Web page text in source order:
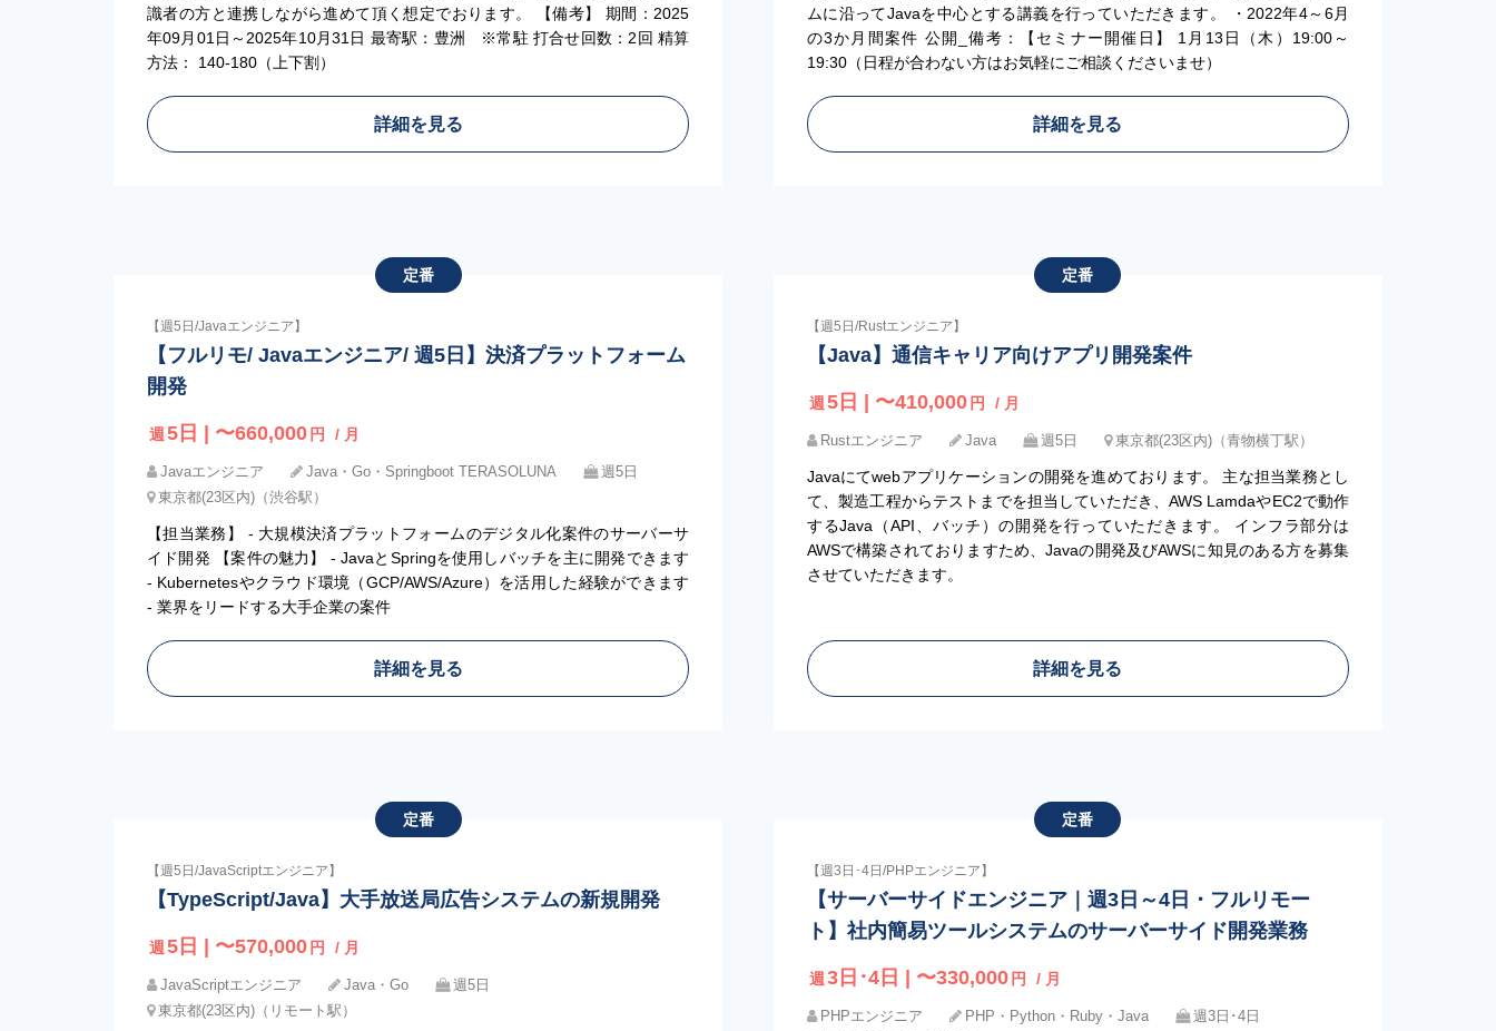
識者の方と連携しながら進めて頂く想定でおります。 【備考】 期間：2025
年09月01日～2025年10月31日 最寄駅：豊洲 ※常駐 打合せ回数：2回 精算
方法： 140-180（上下割）
詳細を見る
ムに沿ってJavaを中心とする講義を行っていただきます。 ・2022年4～6月
の3か月間案件 公開_備考：【セミナー開催日】 1月13日（木）19:00～
19:30（日程が合わない方はお気軽にご相談くださいませ）
詳細を見る
定番
【週5日/Javaエンジニア】
【フルリモ/ Javaエンジニア/ 週5日】決済プラットフォーム
開発
週 5日 | 〜660,000 円 / 月
Javaエンジニア Java・Go・Springboot TERASOLUNA
週5日
東京都(23区内)（渋谷駅）
【担当業務】 - 大規模決済プラットフォームのデジタル化案件のサーバーサ
イド開発 【案件の魅力】 - JavaとSpringを使用しバッチを主に開発できます
- Kubernetesやクラウド環境（GCP/AWS/Azure）を活用した経験ができます
- 業界をリードする大手企業の案件
詳細を見る
定番
【週5日/Rustエンジニア】
【Java】通信キャリア向けアプリ開発案件
週 5日 | 〜410,000 円 / 月
Rustエンジニア Java 週5日 東京都(23区内)（青物横丁駅）
Javaにてwebアプリケーションの開発を進めております。 主な担当業務とし
て、製造工程からテストまでを担当していただき、AWS LamdaやEC2で動作
するJava（API、バッチ）の開発を行っていただきます。 インフラ部分は
AWSで構築されておりますため、Javaの開発及びAWSに知見のある方を募集
させていただきます。
詳細を見る
定番
【週5日/JavaScriptエンジニア】
【TypeScript/Java】大手放送局広告システムの新規開発
週 5日 | 〜570,000 円 / 月
JavaScriptエンジニア Java・Go
週5日
東京都(23区内)（リモート駅）
定番
【週3日･4日/PHPエンジニア】
【サーバーサイドエンジニア｜週3日～4日・フルリモー
ト】社内簡易ツールシステムのサーバーサイド開発業務
週 3日･4日 | 〜330,000 円 / 月
PHPエンジニア PHP・Python・Ruby・Java
週3日･4日